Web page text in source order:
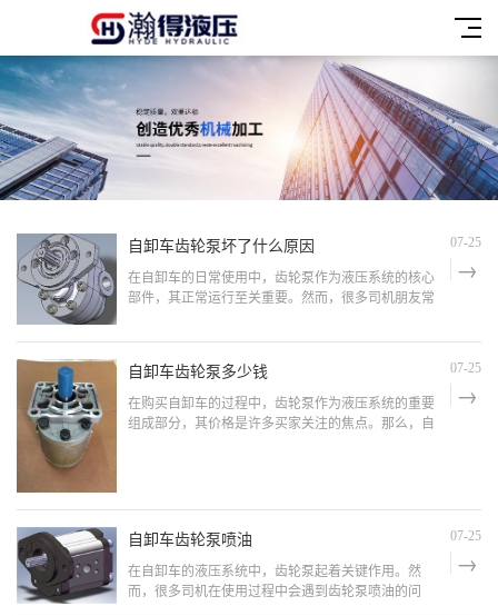
自卸车齿轮泵坏了什么原因 07-25
在自卸车的日常使用中，齿轮泵作为液压系统的核心
部件，其正常运行至关重要。然而，很多司机朋友常
解决方案。自卸车齿轮泵损坏的常见原因：1. 操作不
当操作不当
自卸车齿轮泵多少钱 07-25
在购买自卸车的过程中，齿轮泵作为液压系统的重要
组成部分，其价格是许多买家关注的焦点。那么，自
自卸车齿轮泵喷油 07-25
在自卸车的液压系统中，齿轮泵起着关键作用。然
而，很多司机在使用过程中会遇到齿轮泵喷油的问